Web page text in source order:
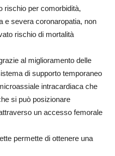
rischio per comorbidità,
e severa coronaropatia, non
rischio di mortalità
al miglioramento delle
di supporto temporaneo
intracardiaca che
si può posizionare
un accesso femorale
permette di ottenere una